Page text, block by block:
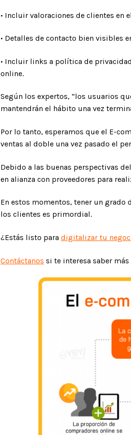
• Incluir valoraciones de clientes en
• Detalles de contacto bien visibles
• Incluir links a política de
online.
Según los expertos, “los usuarios
mantendrán el hábito una vez
Por lo tanto, esperamos que el E-
ventas al doble una vez pasado el
Debido a las buenas perspectivas
en alianza con proveedores para
En estos momentos, tener un grado
los clientes es primordial.
¿Estás listo para digitalizar tu
Contáctanos si te interesa saber